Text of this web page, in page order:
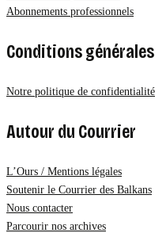
Abonnements professionnels
Conditions générales
Notre politique de confidentialité
Autour du Courrier
L’Ours / Mentions légales
Soutenir le Courrier des Balkans
Nous contacter
Parcourir nos archives